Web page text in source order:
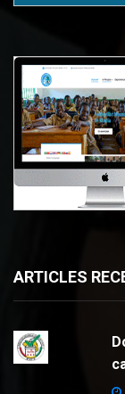
ARTICLES